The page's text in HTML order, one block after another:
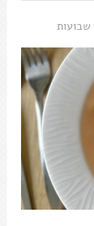
שבועות